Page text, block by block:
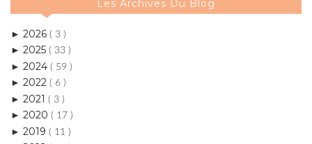
Les Archives Du Blog
► 2026 ( 3 )
► 2025 ( 33 )
► 2024 ( 59 )
► 2022 ( 6 )
► 2021 ( 3 )
► 2020 ( 17 )
► 2019 ( 11 )